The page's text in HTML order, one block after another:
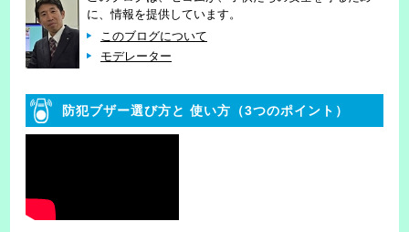
に、情報を提供しています。
このブログについて
モデレーター
防犯ブザー選び方と 使い方（3つのポイント）